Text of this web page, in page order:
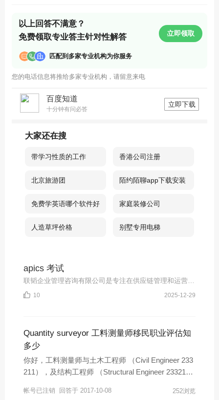
素养, 促进职业发展。联韬拥有一支国际化高级培
训师和咨询顾问团队，他们在制造业和物流业管理
领域具备深厚的知识和丰富的实践经验。团队成员
以上回答不满意？
免费领取专业答主针对性解答
匹配到多家专业机构为你服务
您的电话信息将推给多家专业机构，请留意来电
立即领取
百度知道
十分钟有问必答
立即下载
大家还在搜
带学习性质的工作 香港公司注册
北京旅游团 陌约陌聊app下载安装
免费学英语哪个软件好 家庭装修公司
人造草坪价格 别墅专用电梯
apics 考试
10 2025-12-29
Quantity surveyor 工料测量师移民职业评估知
多少
你好，工料测量师与土木工程师 （Civil Engineer 233
211），及结构工程师 （Structural Engineer 23321
s的移民配额，共计2174。按下图配额显示，截止到1
帐号已注销 回答于 2017-10-08 252浏览